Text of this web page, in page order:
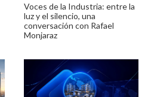
Voces de la Industria: entre la
luz y el silencio, una
conversación con Rafael
Monjaraz